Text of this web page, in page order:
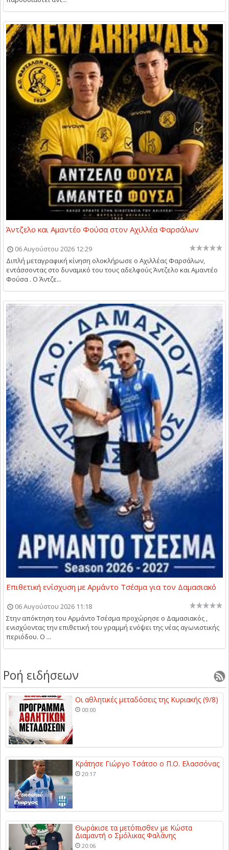
Άντζελο και Αμαντέο Φούσα στον Αχιλλέα Φαρσάλων
06 Αυγούστου 2026 12:29
Διπλή μεταγραφική κίνηση ολοκλήρωσε ο Αχιλλέας Φαρσάλων,
εντάσσοντας στο δυναμικό του τους αδελφούς Άντζελο και Αμαντέο
Φούσα . Ο Άντζε...
Επιθετική ενίσχυση με Αρμάντο Τσέσμα για τον Δαμασιακό
06 Αυγούστου 2026 11:18
Στην απόκτηση του Αρμάντο Τσέσμα προχώρησε ο Δαμασιακός ,
ενισχύοντας την επιθετική του γραμμή ενόψει της νέας αγωνιστικής
περιόδου. Ο ...
Ροή ειδήσεων
Οι αθλητικές μεταδόσεις της Κυριακής (9/8)
00:00
Κράτησε Γιώργο Τσάτσο ο Π.Ο. Ελασσόνας
20:17
Θωράκισε τα μετόπισθεν με Κώστα
Διαμαντή ο Σμόλικας Φαλάνης
20:06